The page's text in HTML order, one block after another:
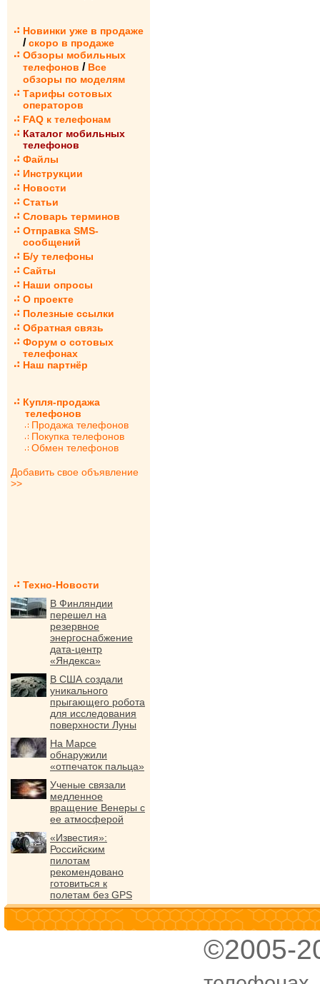
Новинки уже в продаже
/ скоро в продаже
Обзоры мобильных
телефонов / Все
обзоры по моделям
Тарифы сотовых
операторов
FAQ к телефонам
Каталог мобильных
телефонов
Файлы
Инструкции
Новости
Статьи
Словарь терминов
Отправка SMS-
сообщений
Б/у телефоны
Сайты
Наши опросы
О проекте
Полезные ссылки
Обратная связь
Форум о сотовых
телефонах
Наш партнёр
Купля-продажа
телефонов
Продажа телефонов
Покупка телефонов
Обмен телефонов
Добавить свое объявление
>>
Техно-Новости
В Финляндии
перешел на
резервное
энергоснабжение
дата-центр
«Яндекса»
В США создали
уникального
прыгающего робота
для исследования
поверхности Луны
На Марсе
обнаружили
«отпечаток пальца»
Ученые связали
медленное
вращение Венеры с
ее атмосферой
«Известия»:
Российским
пилотам
рекомендовано
готовиться к
полетам без GPS
©2005-